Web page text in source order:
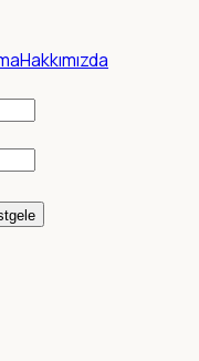
Hakkımızda